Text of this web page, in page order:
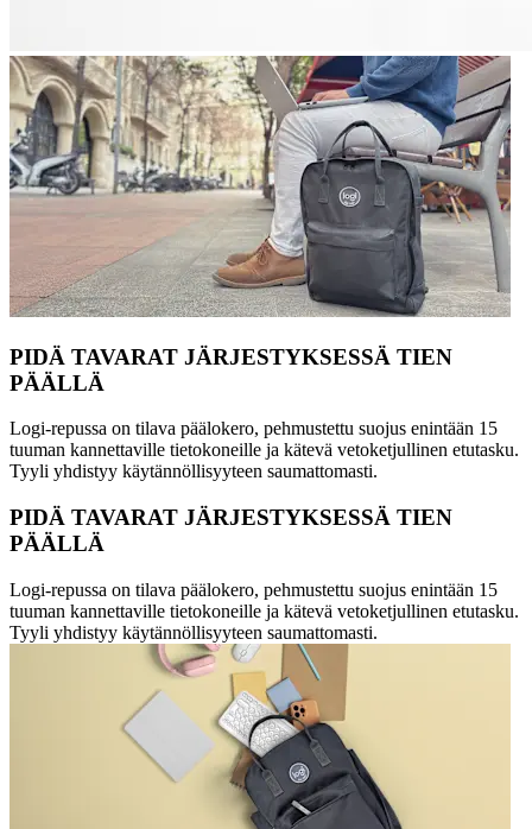
PIDÄ TAVARAT JÄRJESTYKSESSÄ TIEN
PÄÄLLÄ
Logi-repussa on tilava päälokero, pehmustettu suojus enintään 15
tuuman kannettaville tietokoneille ja kätevä vetoketjullinen etutasku.
Tyyli yhdistyy käytännöllisyyteen saumattomasti.
PIDÄ TAVARAT JÄRJESTYKSESSÄ TIEN
PÄÄLLÄ
Logi-repussa on tilava päälokero, pehmustettu suojus enintään 15
tuuman kannettaville tietokoneille ja kätevä vetoketjullinen etutasku.
Tyyli yhdistyy käytännöllisyyteen saumattomasti.